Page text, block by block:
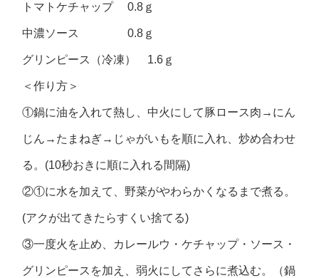
トマトケチャップ 0.8ｇ
中濃ソース 0.8ｇ
グリンピース（冷凍） 1.6ｇ
＜作り方＞
①鍋に油を入れて熱し、中火にして豚ロース肉→にん
じん→たまねぎ→じゃがいもを順に入れ、炒め合わせ
る。(10秒おきに順に入れる間隔)
②①に水を加えて、野菜がやわらかくなるまで煮る。
(アクが出てきたらすくい捨てる)
③一度火を止め、カレールウ・ケチャップ・ソース・
グリンピースを加え、弱火にしてさらに煮込む。（鍋